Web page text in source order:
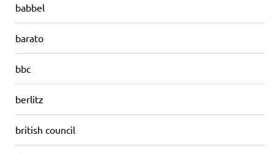
babbel
barato
bbc
berlitz
british council